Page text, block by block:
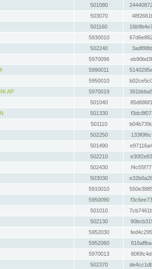
501080
503070
501160
5930010
502240
5970096
5990011
5950010
AP
5970019
501040
501330
501110
502250
501490
502210
502430
503030
5910010
5950090
501010
502130
5952030
5952060
5970013
502370